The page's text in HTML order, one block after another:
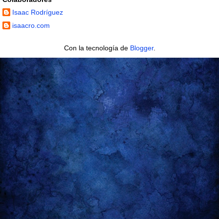
Isaac Rodríguez
isaacro.com
Con la tecnología de Blogger.